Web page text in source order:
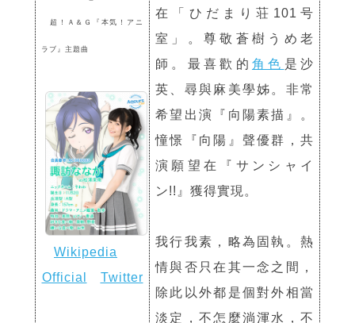
超！Ａ＆Ｇ『本気！アニ
ラブ』主題曲
Wikipedia
Official
Twitter
在「ひだまり荘101号
室」。尊敬蒼樹うめ老
師。最喜歡的 角色 是沙
英、尋與麻美學姊。非常
希望出演『向陽素描』。
憧憬『向陽』聲優群，共
演願望在『サンシャイ
ン!!』獲得實現。
我行我素，略為固執。熱
情與否只在其一念之間，
除此以外都是個對外相當
淡定，不怎麼淌渾水，不